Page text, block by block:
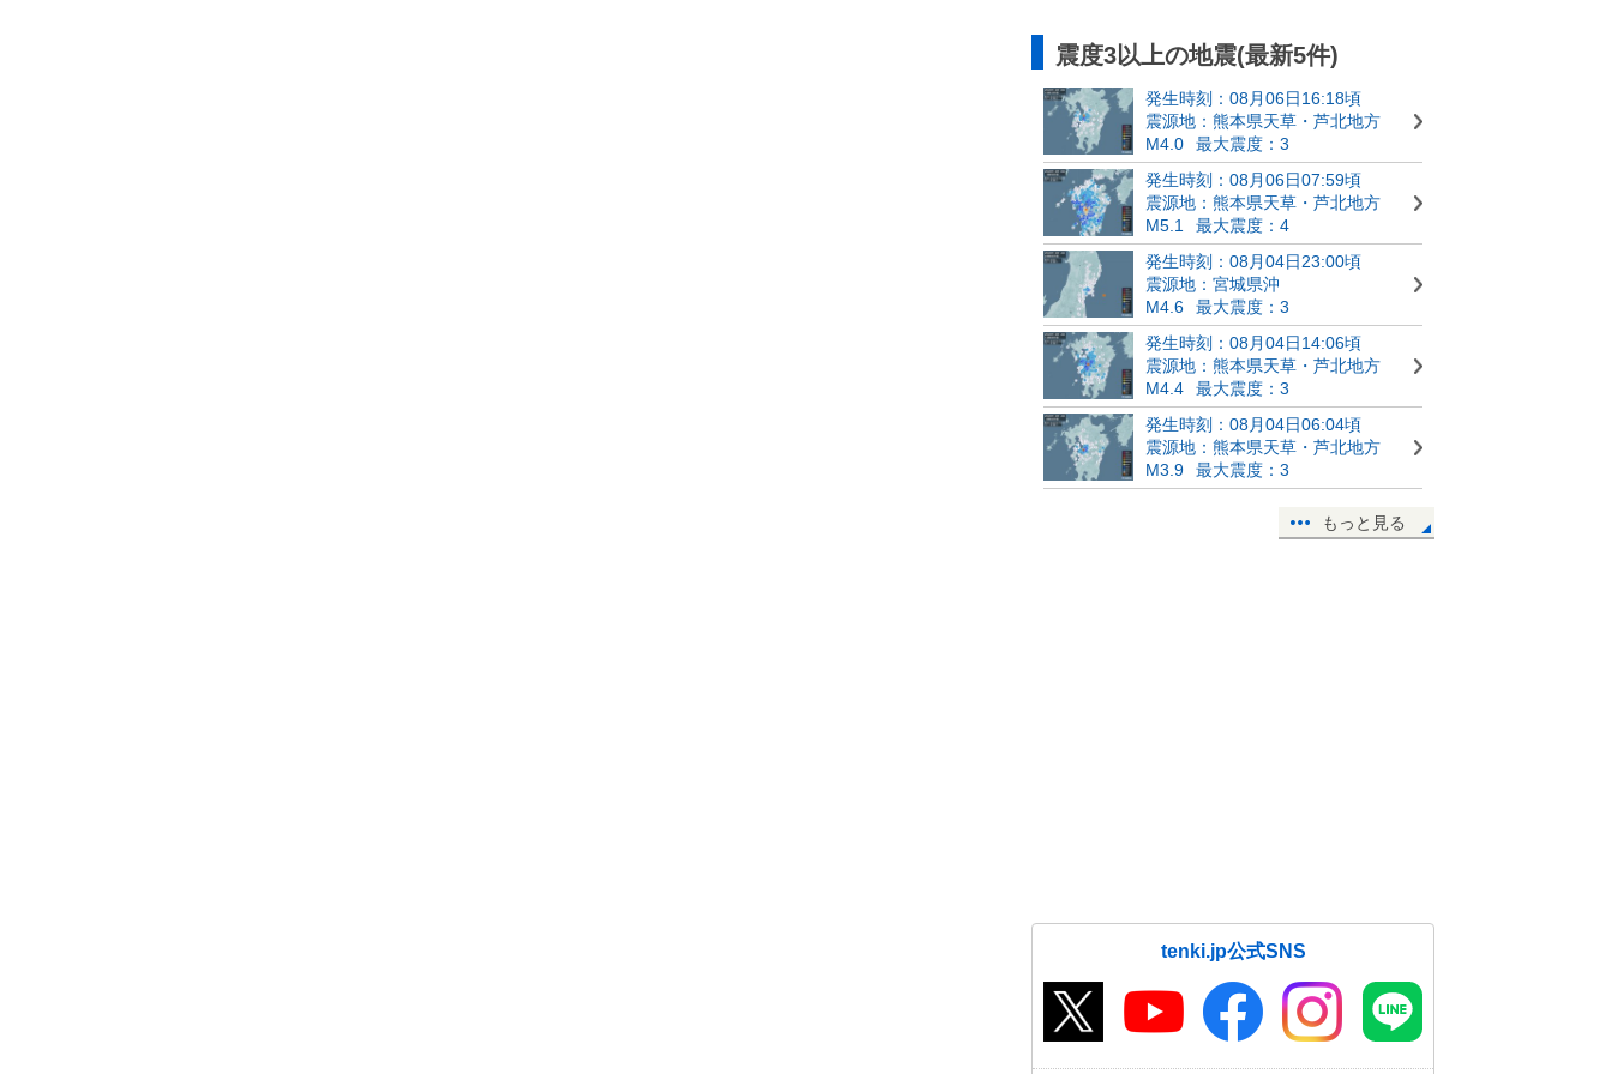
震度3以上の地震(最新5件)
発生時刻：08月06日16:18頃
震源地：熊本県天草・芦北地方
M4.0
最大震度：3
発生時刻：08月06日07:59頃
震源地：熊本県天草・芦北地方
M5.1
最大震度：4
発生時刻：08月04日23:00頃
震源地：宮城県沖
M4.6
最大震度：3
発生時刻：08月04日14:06頃
震源地：熊本県天草・芦北地方
M4.4
最大震度：3
発生時刻：08月04日06:04頃
震源地：熊本県天草・芦北地方
M3.9
最大震度：3
もっと見る
tenki.jp公式SNS